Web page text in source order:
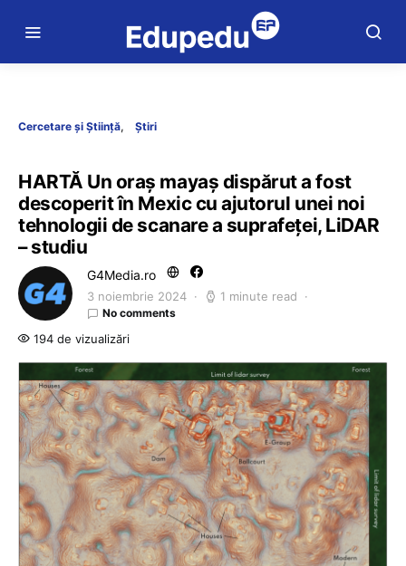
Cercetare și Știință Știri
HARTĂ Un oraș mayaș dispărut a fost
descoperit în Mexic cu ajutorul unei noi
tehnologii de scanare a suprafeței, LiDAR
– studiu
G4Media.ro
3 noiembrie 2024 1 minute read
No comments
194 de vizualizări